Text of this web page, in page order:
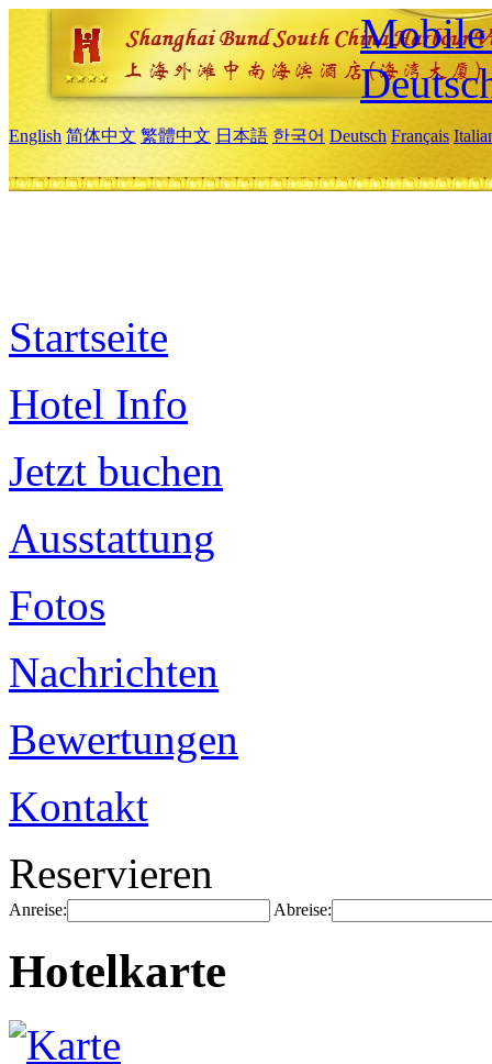
Mobile
English 简体中文 繁體中文 日本語 한국어 Deutsch Français
Startseite
Hotel Info
Jetzt buchen
Ausstattung
Fotos
Nachrichten
Bewertungen
Kontakt
Reservieren
Anreise: Abreise:
Hotelkarte